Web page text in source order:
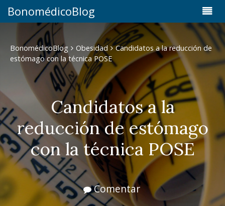
BonomédicoBlog
BonomédicoBlog Obesidad
Candidatos a la reducción de
estómago con la técnica POSE
Candidatos a la
reducción de estómago
con la técnica POSE
Comentar